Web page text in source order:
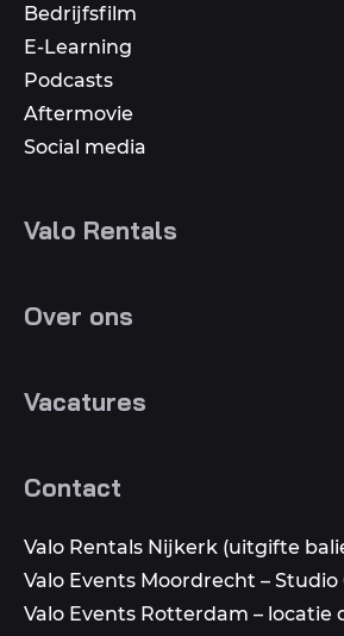
Bedrijfsfilm
E-Learning
Podcasts
Aftermovie
Social media
Valo Rentals
Over ons
Vacatures
Contact
Valo Rentals Nijkerk (uitgifte
Valo Events Moordrecht –
Valo Events Rotterdam – locatie